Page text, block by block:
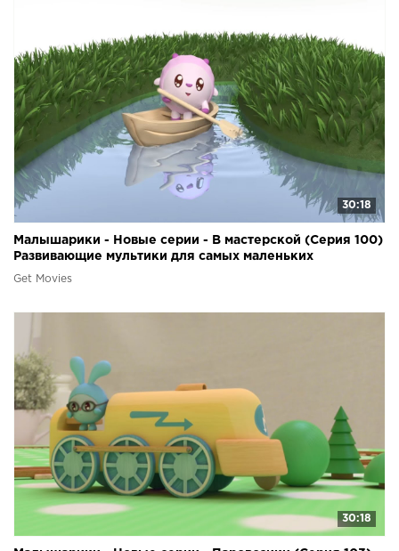
30:18
Малышарики - Новые серии - В мастерской (Серия 100)
Развивающие мультики для самых маленьких
Get Movies
30:18